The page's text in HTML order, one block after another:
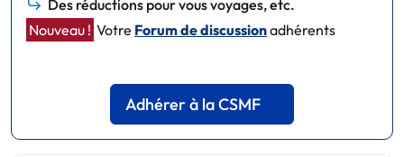
Des réductions pour vous voyages, etc.
Nouveau ! Votre Forum de discussionadhérents
Adhérer à la CSMF